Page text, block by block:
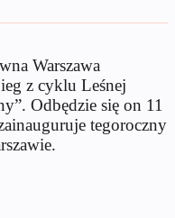
Warszawa
z cyklu Leśnej
Odbędzie się on 11
tegoroczny